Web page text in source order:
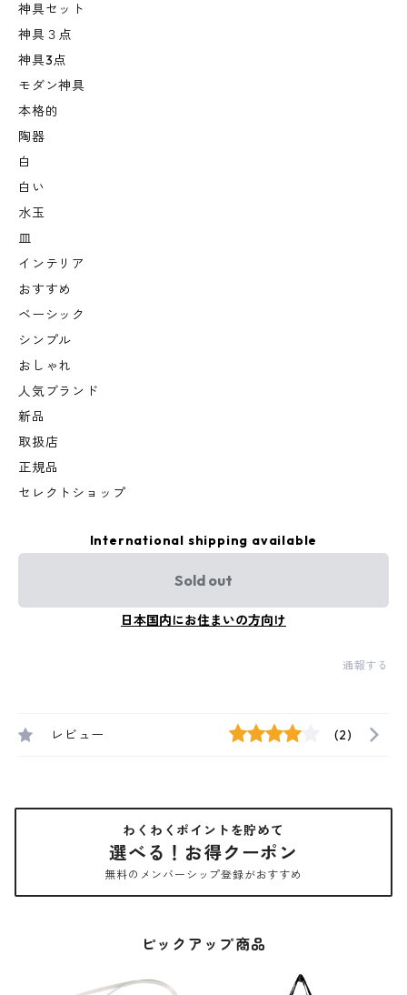
神具セット
神具３点
神具3点
モダン神具
本格的
陶器
白
白い
水玉
皿
インテリア
おすすめ
ベーシック
シンプル
おしゃれ
人気ブランド
新品
取扱店
正規品
セレクトショップ
International shipping available
Sold out
日本国内にお住まいの方向け
通報する
レビュー (2)
わくわくポイントを貯めて
選べる！お得クーポン
無料のメンバーシップ登録がおすすめ
ピックアップ商品